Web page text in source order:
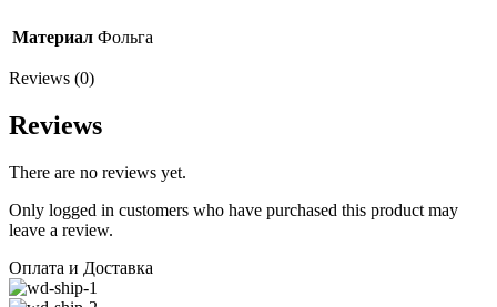
Материал Фольга
Reviews (0)
Reviews
There are no reviews yet.
Only logged in customers who have purchased this product may
leave a review.
Оплата и Доставка